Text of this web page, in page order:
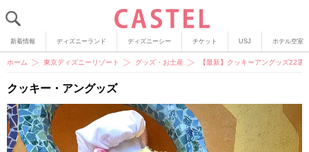
新着情報 ディズニーランド ディズニーシー チケット USJ ホテル空室
ホーム 東京ディズニーリゾート グッズ・お土産 【最新】クッキーアングッズ22
クッキー・アングッズ